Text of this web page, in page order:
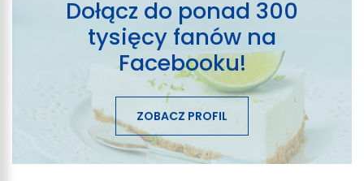
Dołącz do ponad 300
tysięcy fanów na
Facebooku!
ZOBACZ PROFIL